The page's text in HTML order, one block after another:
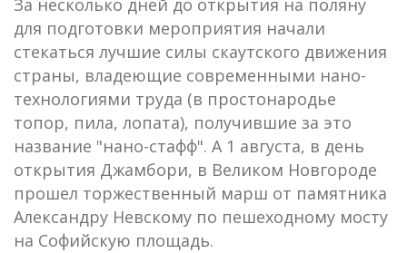
За несколько дней до открытия на поляну
для подготовки мероприятия начали
стекаться лучшие силы скаутского движения
страны, владеющие современными нано-
технологиями труда (в простонародье
топор, пила, лопата), получившие за это
название "нано-стафф". А 1 августа, в день
открытия Джамбори, в Великом Новгороде
прошел торжественный марш от памятника
Александру Невскому по пешеходному мосту
на Софийскую площадь.